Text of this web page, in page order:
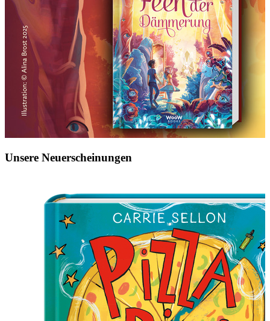
Unsere Neuerscheinungen